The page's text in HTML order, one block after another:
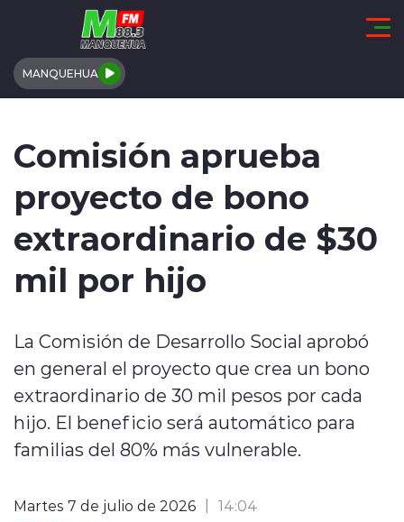
Click acá para ir directamente al contenido
MANQUEHUA
REGIONALES
ACTUALIDAD
DEPORTES
INTERNACIONAL
ENTREVISTAS
Comisión aprueba
proyecto de bono
extraordinario de $30
mil por hijo
La Comisión de Desarrollo Social aprobó
en general el proyecto que crea un bono
extraordinario de 30 mil pesos por cada
hijo. El beneficio será automático para
familias del 80% más vulnerable.
Martes 7 de julio de 2026 14:04